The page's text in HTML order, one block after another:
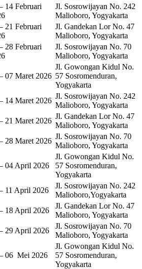
14 Februari
Jl. Sosrowijayan No. 242
Malioboro, Yogyakarta
21 Februari
Jl. Gandekan Lor No. 47
Malioboro, Yogyakarta
28 Februari
Jl. Sosrowijayan No. 70
Malioboro, Yogyakarta
07 Maret 2026
Jl. Gowongan Kidul No.
57 Sosromenduran,
Yogyakarta
14 Maret 2026
Jl. Sosrowijayan No. 242
Malioboro, Yogyakarta
21 Maret 2026
Jl. Gandekan Lor No. 47
Malioboro, Yogyakarta
28 Maret 2026
Jl. Sosrowijayan No. 70
Malioboro, Yogyakarta
04 April 2026
Jl. Gowongan Kidul No.
57 Sosromenduran,
Yogyakarta
11 April 2026
Jl. Sosrowijayan No. 242
Malioboro,Yogyakarta
18 April 2026
Jl. Gandekan Lor No. 47
Malioboro, Yogyakarta
29 April 2026
Jl. Sosrowijayan No. 70
Malioboro, Yogyakarta
06 Mei 2026
Jl. Gowongan Kidul No.
57 Sosromenduran,
Yogyakarta